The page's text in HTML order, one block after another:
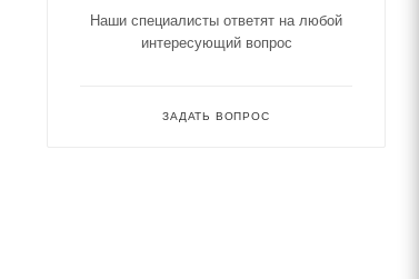
Наши специалисты ответят на любой
интересующий вопрос
ЗАДАТЬ ВОПРОС